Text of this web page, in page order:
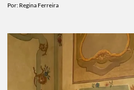
Por: Regina Ferreira